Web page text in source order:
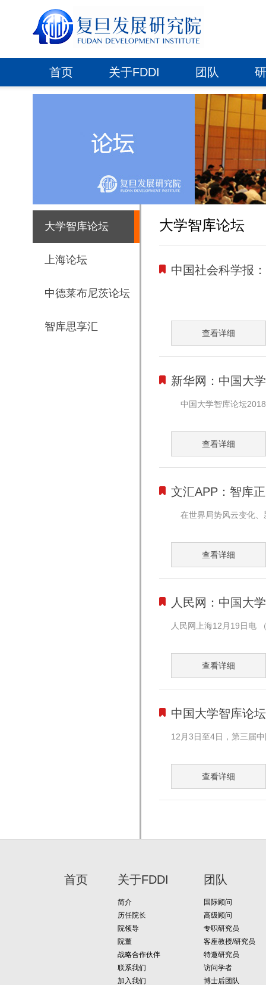
首页 关于FDDI 团队
大学智库论坛
上海论坛
中德莱布尼茨论坛
智库思享汇
大学智库论坛
中国社会科学报
查看详细
新华网：中国大
中国大学智库论坛2018
查看详细
文汇APP：智库
在世界局势风云变化、
查看详细
人民网：中国大
人民网上海12月19日电
查看详细
中国大学智库论
12月3日至4日，第三届
查看详细
首页 关于FDDI
简介
历任院长
院领导
院董
战略合作伙伴
联系我们
加入我们
团队
国际顾问
高级顾问
专职研究员
客座教授/研究员
特邀研究员
访问学者
博士后团队